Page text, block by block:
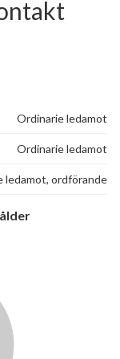
Ordinarie ledamot
Ordinarie ledamot
ledamot, ordförande